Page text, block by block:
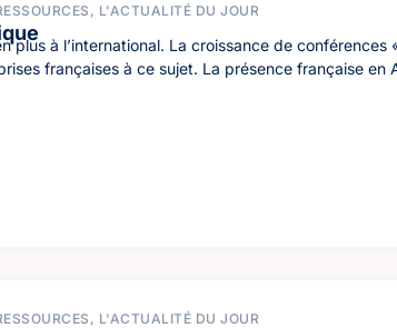
, L'ACTUALITÉ DU JOUR
plus à l’international. La croissance de conférences
françaises à ce sujet. La présence française en
, L'ACTUALITÉ DU JOUR